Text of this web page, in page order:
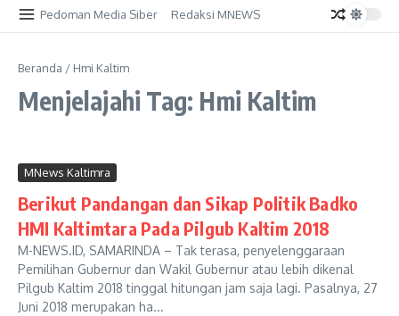
Pedoman Media Siber Redaksi MNEWS
Beranda / Hmi Kaltim
Menjelajahi Tag: Hmi Kaltim
MNews Kaltimra
Berikut Pandangan dan Sikap Politik Badko
HMI Kaltimtara Pada Pilgub Kaltim 2018
M-NEWS.ID, SAMARINDA – Tak terasa, penyelenggaraan
Pemilihan Gubernur dan Wakil Gubernur atau lebih dikenal
Pilgub Kaltim 2018 tinggal hitungan jam saja lagi. Pasalnya, 27
Juni 2018 merupakan ha...